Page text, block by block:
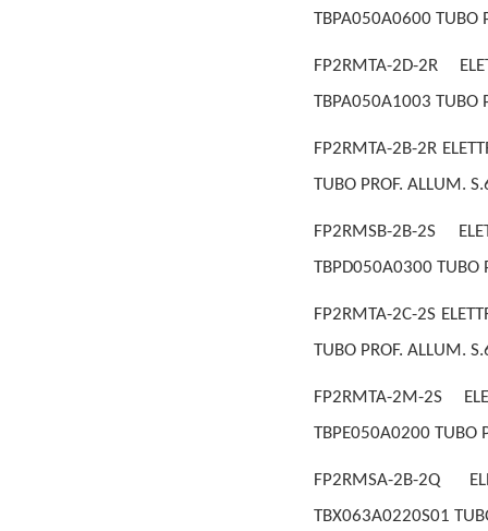
TBPA050A0600 TUBO
FP2RMTA-2D-2R
TBPA050A1003 TUBO
FP2RMTA-2B-2R
TUBO PROF. ALLUM.
FP2RMSB-2B-2S
TBPD050A0300 TUBO
FP2RMTA-2C-2S
TUBO PROF. ALLUM.
FP2RMTA-2M-2S
TBPE050A0200 TUBO
FP2RMSA-2B-2Q
TBX063A0220S01